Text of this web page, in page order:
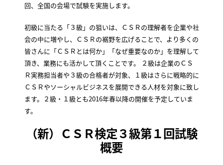
回、全国の会場で試験を実施します。
初級に当たる「３級」の狙いは、ＣＳＲの理解者を企業や社
会の中に増やし、ＣＳＲの裾野を広げることで、より多くの
皆さんに「ＣＳＲとは何か」「なぜ重要なのか」を理解して
頂き、業務にも活かして頂くことです。 ２級は企業のＣＳ
Ｒ実務担当者や３級の合格者が対象、１級はさらに戦略的に
ＣＳＲやソーシャルビジネスを展開できる人材を対象に致し
ます。２級・１級とも2016年春以降の開催を予定していま
す。
（新）ＣＳＲ検定３級第１回試験
概要